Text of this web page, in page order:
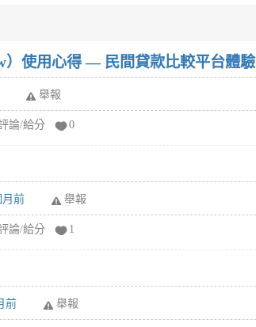
）使用心得 — 民間貸款比較平台體驗
舉報
論/給分 0
月前 舉報
論/給分 1
前 舉報